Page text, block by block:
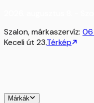
Szalon, márkaszervíz: 06
Keceli út 23.Térkép
Márkák